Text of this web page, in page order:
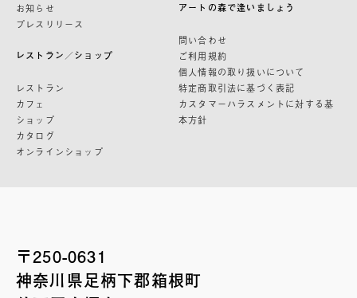
お知らせ
プレスリリース
レストラン／ショップ
レストラン
カフェ
ショップ
カタログ
オンラインショップ
アートの森で逢いましょう
問い合わせ
ご利用規約
個人情報の取り扱いについて
特定商取引法に基づく表記
カスタマーハラスメントに対する基
本方針
〒250-0631
神奈川県足柄下郡箱根町